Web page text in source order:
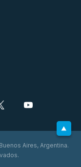
Aires, Argentina.